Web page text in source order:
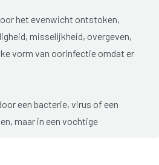
het evenwicht ontstoken,
misselijkheid, overgeven,
vorm van oorinfectie omdat er
een bacterie, virus of een
maar in een vochtige